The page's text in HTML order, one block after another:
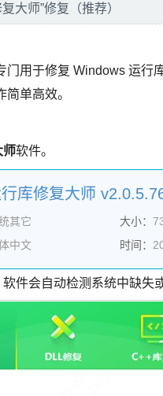
大师”修复（推荐）
门用于修复 Windows 运
单高效。
师软件。
库修复大师
其它 大小：
中文 时间：
软件会自动检测系统中缺失